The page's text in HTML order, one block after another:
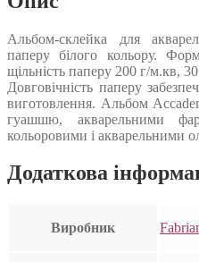
Альбом-склейка для
паперу білого кольору.
щільність паперу 200 г/м.кв,
Довговічність паперу
виготовлення. Альбом
гуашшю, акварельними
кольоровими і акварельними
Додаткова
Виробник